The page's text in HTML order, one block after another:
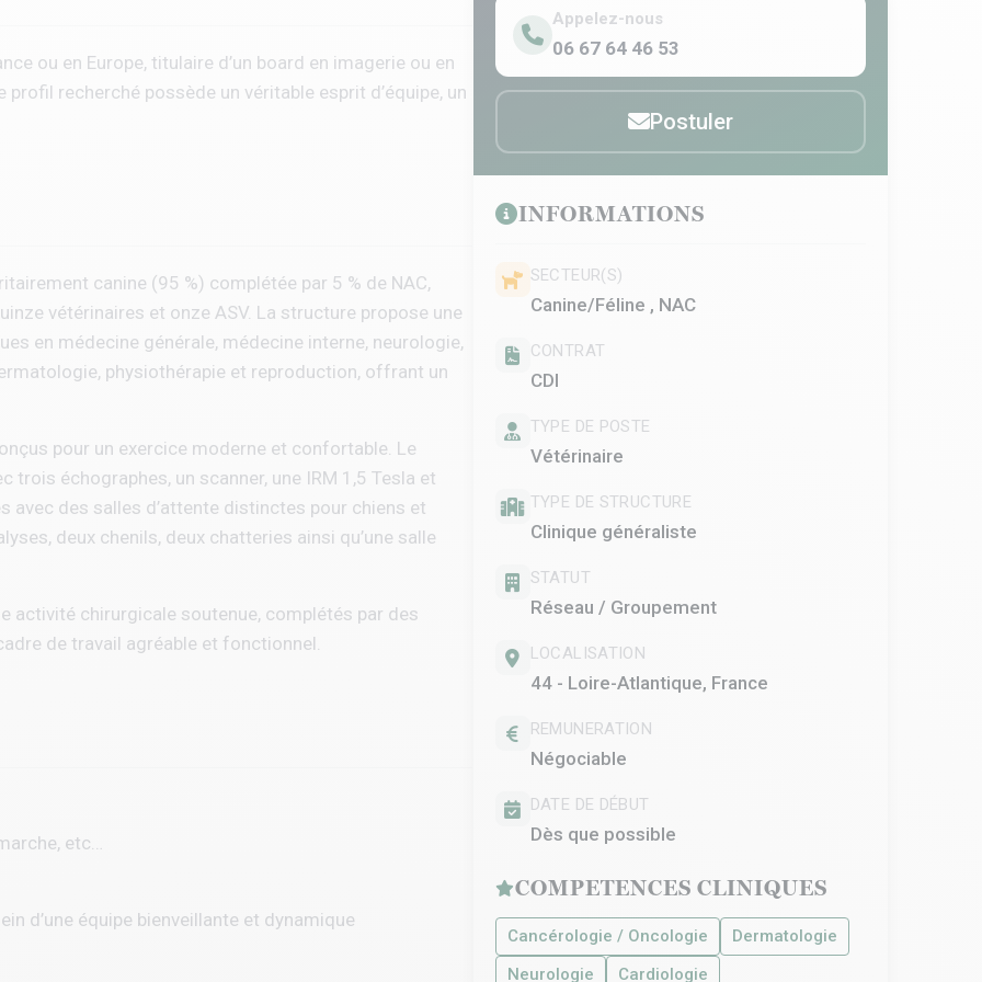
ou en Europe, titulaire d’un board en imagerie ou en
recherché possède un véritable esprit d’équipe, un
canine (95 %) complétée par 5 % de NAC,
vétérinaires et onze ASV. La structure propose une
en médecine générale, médecine interne, neurologie,
physiothérapie et reproduction, offrant un
pour un exercice moderne et confortable. Le
échographes, un scanner, une IRM 1,5 Tesla et
des salles d’attente distinctes pour chiens et
deux chenils, deux chatteries ainsi qu’une salle
activité chirurgicale soutenue, complétés par des
de travail agréable et fonctionnel.
etc…
d’une équipe bienveillante et dynamique
Appelez-nous
06 67 64 46 53
Postuler
INFORMATIONS
SECTEUR(S)
Canine/Féline , NAC
CONTRAT
CDI
TYPE DE POSTE
Vétérinaire
TYPE DE STRUCTURE
Clinique généraliste
STATUT
Réseau / Groupement
LOCALISATION
44 - Loire-Atlantique, France
REMUNERATION
Négociable
DATE DE DÉBUT
Dès que possible
COMPETENCES CLINIQUES
Cancérologie / Oncologie
Dermatologie
Neurologie
Cardiologie